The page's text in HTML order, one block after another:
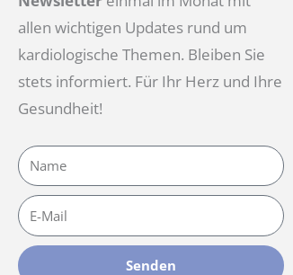
allen wichtigen Updates rund um
kardiologische Themen. Bleiben Sie
stets informiert. Für Ihr Herz und Ihre
Gesundheit!
Name
E-
Mail
Senden